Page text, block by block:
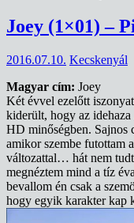
Joey (1×01) –
2016.07.10. Kecskenyál
Magyar cím: Joey
Két évvel ezelőtt
kiderült, hogy az idehaza
HD minőségben. Sajnos
amikor szembe futottam
változattal… hát nem
megnéztem mind a tíz
bevallom én csak a
hogy egyik karakter kap